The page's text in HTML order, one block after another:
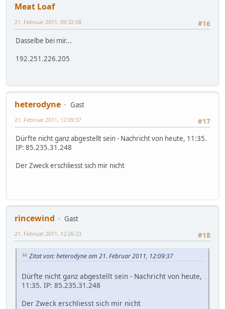
Meat Loaf
#16
21. Februar 2011, 09:32:08
Dasselbe bei mir...
192.251.226.205
heterodyne
Gast
#17
21. Februar 2011, 12:09:37
Dürfte nicht ganz abgestellt sein - Nachricht von heute, 11:35.
IP: 85.235.31.248
Der Zweck erschliesst sich mir nicht
rincewind
Gast
#18
21. Februar 2011, 12:26:23
Zitat von: heterodyne am 21. Februar 2011, 12:09:37
Dürfte nicht ganz abgestellt sein - Nachricht von heute,
11:35. IP: 85.235.31.248
Der Zweck erschliesst sich mir nicht